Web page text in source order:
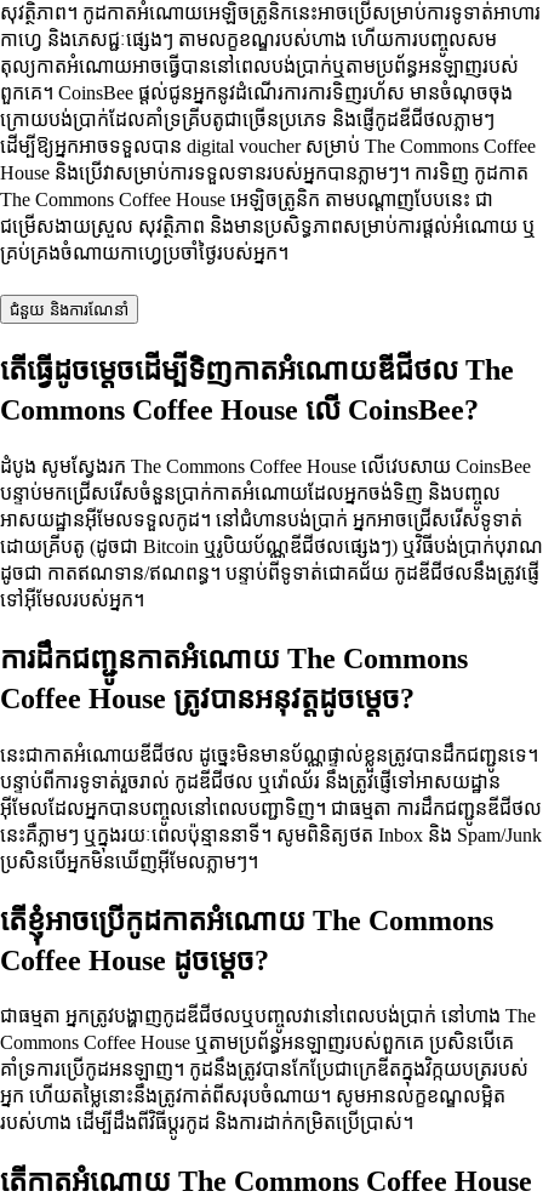
សុវត្ថិភាព។ កូដកាតអំណោយអេឡិចត្រូនិកនេះអាចប្រើសម្រាប់ការទូទាត់អាហារ
កាហ្វេ និងភេសជ្ជៈផ្សេងៗ តាមលក្ខខណ្ឌរបស់ហាង ហើយការបញ្ចូលសម
តុល្យកាតអំណោយអាចធ្វើបាននៅពេលបង់ប្រាក់ឬតាមប្រព័ន្ធអនឡាញរបស់
ពួកគេ។ CoinsBee ផ្តល់ជូនអ្នកនូវដំណើរការការទិញរហ័ស មានចំណុចចុង
ក្រោយបង់ប្រាក់ដែលគាំទ្រគ្រីបតូជាច្រើនប្រភេទ និងផ្ញើកូដឌីជីថលភ្លាមៗ
ដើម្បីឱ្យអ្នកអាចទទួលបាន digital voucher សម្រាប់ The Commons Coffee
House និងប្រើវាសម្រាប់ការទទួលទានរបស់អ្នកបានភ្លាមៗ។ ការទិញ កូដកាត
The Commons Coffee House អេឡិចត្រូនិក តាមបណ្តាញបែបនេះ ជា
ជម្រើសងាយស្រួល សុវត្ថិភាព និងមានប្រសិទ្ធភាពសម្រាប់ការផ្តល់អំណោយ ឬ
គ្រប់គ្រងចំណាយកាហ្វេប្រចាំថ្ងៃរបស់អ្នក។
ជំនួយ និងការណែនាំ
តើធ្វើដូចម្តេចដើម្បីទិញកាតអំណោយឌីជីថល The
Commons Coffee House លើ CoinsBee?
ដំបូង សូមស្វែងរក The Commons Coffee House លើវេបសាយ CoinsBee
បន្ទាប់មកជ្រើសរើសចំនួនប្រាក់កាតអំណោយដែលអ្នកចង់ទិញ និងបញ្ចូល
អាសយដ្ឋានអ៊ីមែលទទួលកូដ។ នៅជំហានបង់ប្រាក់ អ្នកអាចជ្រើសរើសទូទាត់
ដោយគ្រីបតូ (ដូចជា Bitcoin ឬរូបិយប័ណ្ណឌីជីថលផ្សេងៗ) ឬវិធីបង់ប្រាក់បុរាណ
ដូចជា កាតឥណទាន/ឥណពន្ធ។ បន្ទាប់ពីទូទាត់ជោគជ័យ កូដឌីជីថលនឹងត្រូវផ្ញើ
ទៅអ៊ីមែលរបស់អ្នក។
ការដឹកជញ្ជូនកាតអំណោយ The Commons
Coffee House ត្រូវបានអនុវត្តដូចម្តេច?
នេះជាកាតអំណោយឌីជីថល ដូច្នេះមិនមានប័ណ្ណផ្ទាល់ខ្លួនត្រូវបានដឹកជញ្ជូនទេ។
បន្ទាប់ពីការទូទាត់រួចរាល់ កូដឌីជីថល ឬវ៉ោឈ័រ នឹងត្រូវផ្ញើទៅអាសយដ្ឋាន
អ៊ីមែលដែលអ្នកបានបញ្ចូលនៅពេលបញ្ជាទិញ។ ជាធម្មតា ការដឹកជញ្ជូនឌីជីថល
នេះគឺភ្លាមៗ ឬក្នុងរយៈពេលប៉ុន្មាននាទី។ សូមពិនិត្យថត Inbox និង Spam/Junk
ប្រសិនបើអ្នកមិនឃើញអ៊ីមែលភ្លាមៗ។
តើខ្ញុំអាចប្រើកូដកាតអំណោយ The Commons
Coffee House ដូចម្តេច?
ជាធម្មតា អ្នកត្រូវបង្ហាញកូដឌីជីថលឬបញ្ចូលវានៅពេលបង់ប្រាក់ នៅហាង The
Commons Coffee House ឬតាមប្រព័ន្ធអនឡាញរបស់ពួកគេ ប្រសិនបើគេ
គាំទ្រការប្រើកូដអនឡាញ។ កូដនឹងត្រូវបានកែប្រែជាក្រេឌីតក្នុងវិក្កយបត្ររបស់
អ្នក ហើយតម្លៃនោះនឹងត្រូវកាត់ពីសរុបចំណាយ។ សូមអានលក្ខខណ្ឌលម្អិត
របស់ហាង ដើម្បីដឹងពីវិធីប្ដូរកូដ និងការដាក់កម្រិតប្រើប្រាស់។
តើកាតអំណោយ The Commons Coffee House